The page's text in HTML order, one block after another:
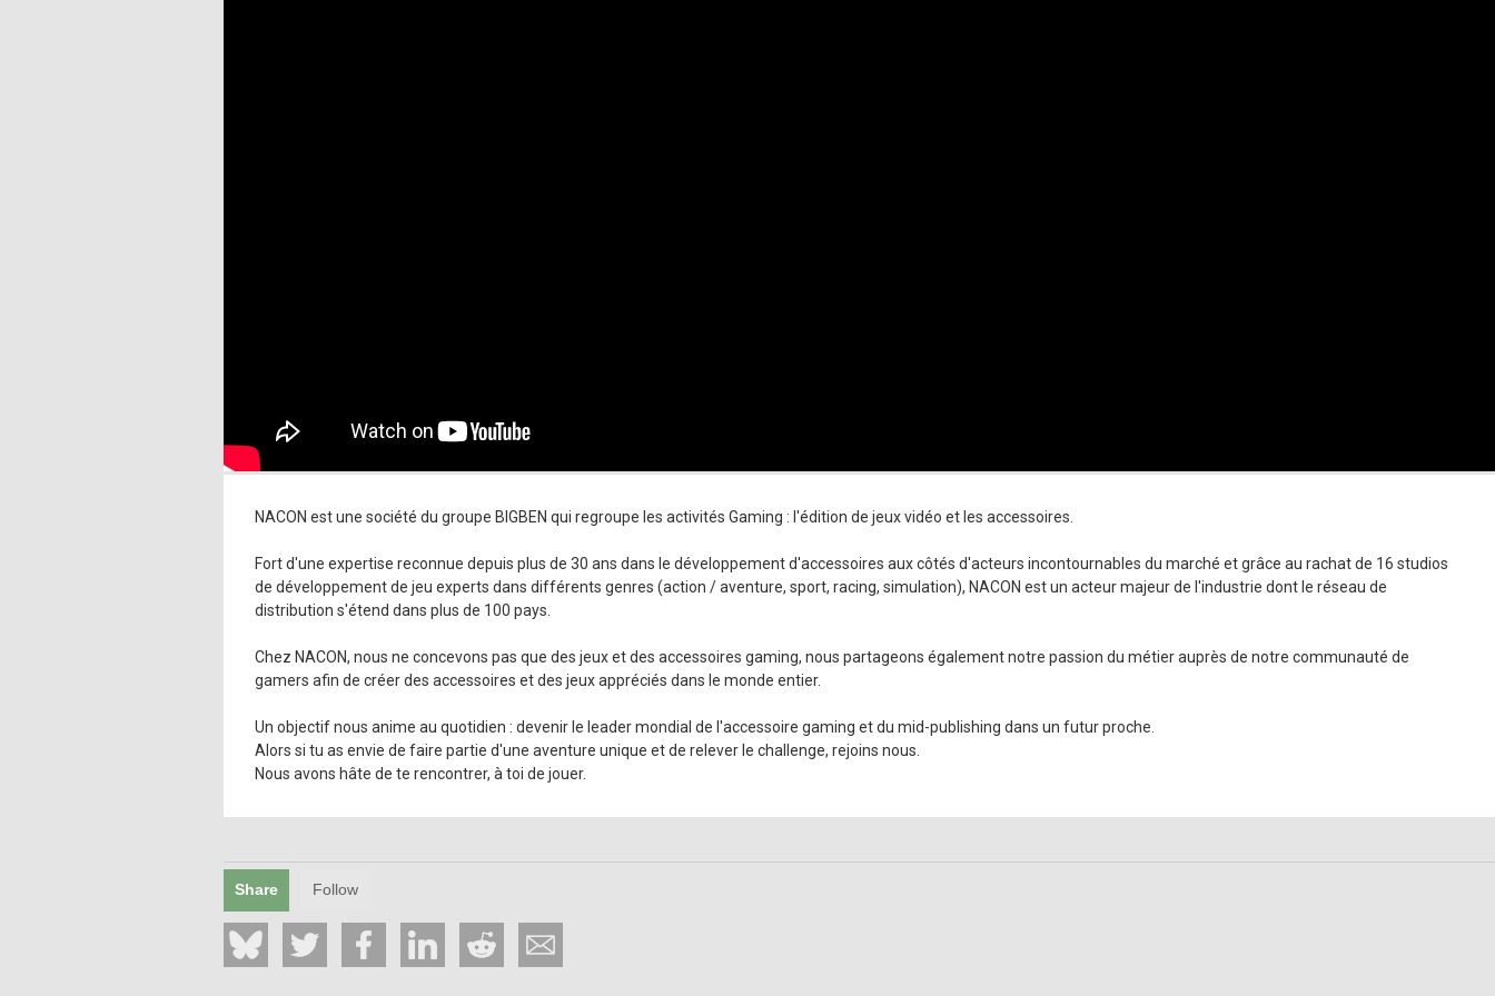
NACON est une société du groupe BIGBEN qui regroupe les activités Gaming : l'édition de jeux vidéo et les accessoires.
Fort d'une expertise reconnue depuis plus de 30 ans dans le développement d'accessoires aux côtés d'acteurs incontournables du marché et grâce au rachat de 16 studios
de développement de jeu experts dans différents genres (action / aventure, sport, racing, simulation), NACON est un acteur majeur de l'industrie dont le réseau de
distribution s'étend dans plus de 100 pays.
Chez NACON, nous ne concevons pas que des jeux et des accessoires gaming, nous partageons également notre passion du métier auprès de notre communauté de
gamers afin de créer des accessoires et des jeux appréciés dans le monde entier.
Un objectif nous anime au quotidien : devenir le leader mondial de l'accessoire gaming et du mid-publishing dans un futur proche.
Alors si tu as envie de faire partie d'une aventure unique et de relever le challenge, rejoins nous.
Nous avons hâte de te rencontrer, à toi de jouer.
Share Follow